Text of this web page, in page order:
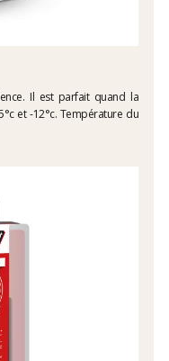
Il est parfait quand la
et -12°c. Température du